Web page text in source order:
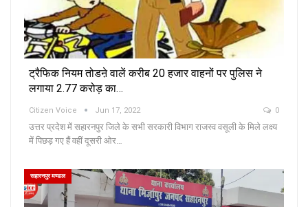
ट्रैफिक नियम तोडऩे वालें करीब 20 हजार वाहनों पर पुलिस ने
लगाया 2.77 करोड़ का…
Citizen Voice Jun 17, 2022 0
उत्तर प्रदेश में सहारनपुर जिले के सभी सरकारी विभाग राजस्व वसूली के मिले लक्ष्य
में पिछड़ गए हैं वहीं दूसरी ओर…
सहारनपुर मण्डल